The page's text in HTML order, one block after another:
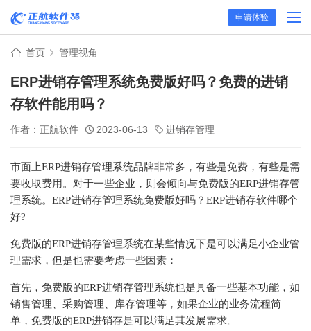
申请体验
首页 管理视角
ERP进销存管理系统免费版好吗？免费的进销
存软件能用吗？
作者：正航软件 2023-06-13 进销存管理
市面上ERP进销存管理系统品牌非常多，有些是免费，有些是需
要收取费用。对于一些企业，则会倾向与免费版的ERP进销存管
理系统。ERP进销存管理系统免费版好吗？ERP进销存软件哪个
好?
免费版的ERP进销存管理系统在某些情况下是可以满足小企业管
理需求，但是也需要考虑一些因素：
首先，免费版的ERP进销存管理系统也是具备一些基本功能，如
销售管理、采购管理、库存管理等，如果企业的业务流程简
单，免费版的ERP进销存是可以满足其发展需求。